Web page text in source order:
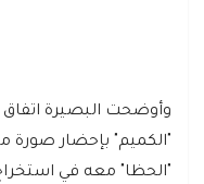
وأوضحت البصيرة اتفاق
"الكميم" بإحضار صورة
"الحظا" معه في